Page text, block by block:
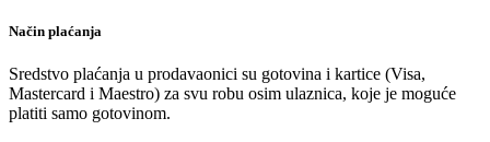
Način plaćanja
Sredstvo plaćanja u prodavaonici su gotovina i kartice (Visa,
Mastercard i Maestro) za svu robu osim ulaznica, koje je moguće
platiti samo gotovinom.